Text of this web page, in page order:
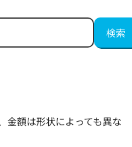
金額は形状によっても異な